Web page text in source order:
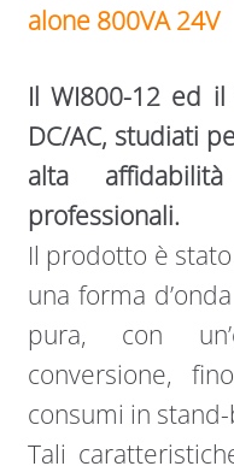
alone 800VA 24V
Il WI800-12 ed
DC/AC, studiati
alta
professionali.
Il prodotto è
una forma
pura, con
conversione,
consumi in
Tali